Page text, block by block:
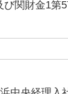
関財金1第